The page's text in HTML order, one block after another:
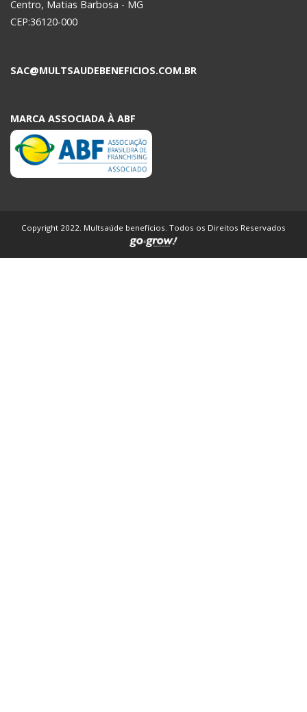
Centro, Matias Barbosa - MG
CEP:36120-000
SAC@MULTSAUDEBENEFICIOS.COM.BR
MARCA ASSOCIADA À ABF
Copyright 2022. Multsaúde benefícios. Todos os Direitos Reservados